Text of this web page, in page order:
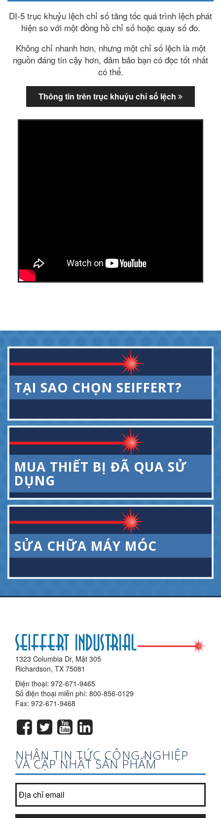
DI-5 trục khuỷu lệch chỉ số tăng tốc quá trình lệch phát
hiện so với một đồng hồ chỉ số hoặc quay số đo.
Không chỉ nhanh hơn, nhưng một chỉ số lệch là một
nguồn đáng tin cậy hơn, đảm bảo bạn có đọc tốt nhất
có thể.
Thông tin trên trục khuỷu chỉ số lệch
TẠI SAO CHỌN SEIFFERT?
MUA THIẾT BỊ ĐÃ QUA SỬ
DỤNG
SỬA CHỮA MÁY MÓC
1323 Columbia Dr, Mật 305
Richardson, TX 75081
Điện thoại: 972-671-9465
Số điện thoại miễn phí: 800-856-0129
Fax: 972-671-9468
NHẬN TIN TỨC CÔNG NGHIỆP
VÀ CẬP NHẬT SẢN PHẨM
Tham gia danh sách nhận bản tin của chúng tôi? *